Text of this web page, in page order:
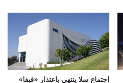
اجتماع سلا ينتهي باعتذار «فيفا»